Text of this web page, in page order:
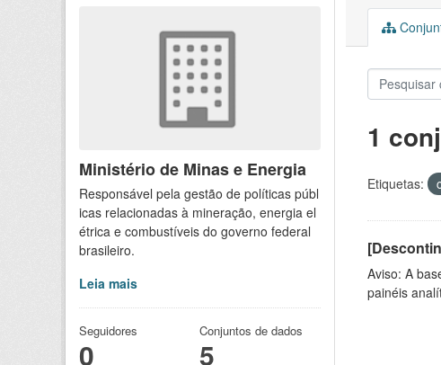
Ministério de Minas e Energia
Responsável pela gestão de políticas públ
icas relacionadas à mineração, energia el
étrica e combustíveis do governo federal
brasileiro.
Leia mais
Seguidores
0
Conjuntos de dados
5
1
Etiquetas:
Aviso: A
painéis